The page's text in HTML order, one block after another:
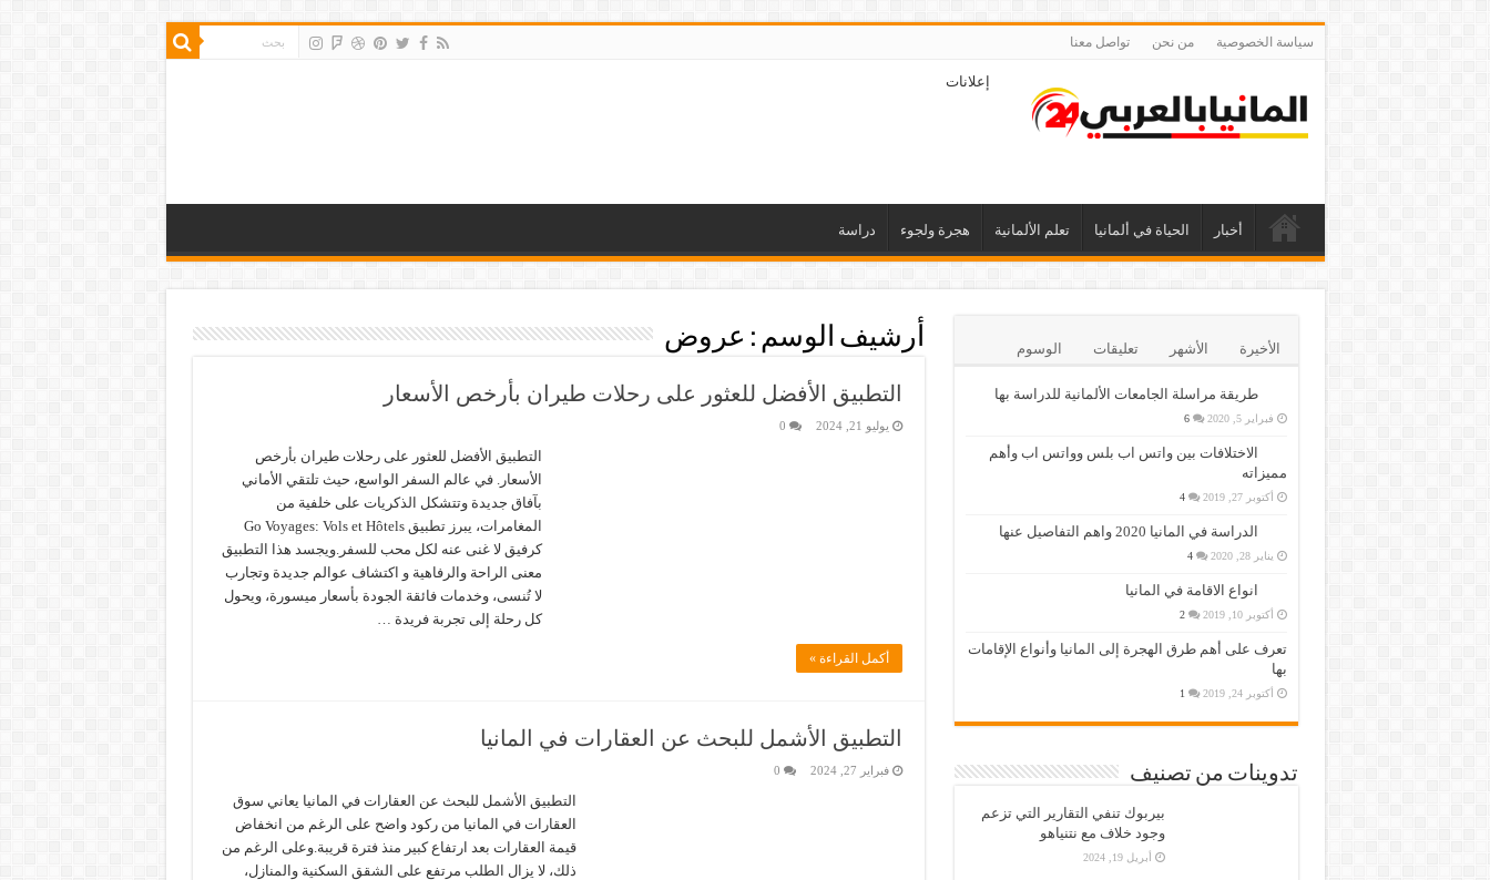
سياسة الخصوصية من نحن تواصل معنا
إعلانات
أخبار الحياة في ألمانيا تعلم الألمانية هجرة ولجوء دراسة
أرشيف الوسم : عروض
التطبيق الأفضل للعثور على رحلات طيران بأرخص الأسعار
يوليو 21, 2024 0
التطبيق الأفضل للعثور على رحلات طيران بأرخص
الأسعار. في عالم السفر الواسع، حيث تلتقي الأماني
بآفاق جديدة وتتشكل الذكريات على خلفية من
المغامرات، يبرز تطبيق Go Voyages: Vols et Hôtels
كرفيق لا غنى عنه لكل محب للسفر.ويجسد هذا التطبيق
معنى الراحة والرفاهية و اكتشاف عوالم جديدة وتجارب
لا تُنسى، وخدمات فائقة الجودة بأسعار ميسورة، ويحول
كل رحلة إلى تجربة فريدة …
أكمل القراءة »
التطبيق الأشمل للبحث عن العقارات في المانيا
فبراير 27, 2024 0
التطبيق الأشمل للبحث عن العقارات في المانيا يعاني سوق
العقارات في المانيا من ركود واضح على الرغم من انخفاض
قيمة العقارات بعد ارتفاع كبير منذ فترة قريبة.وعلى الرغم من
ذلك، لا يزال الطلب مرتفع على الشقق السكنية والمنازل،
الأخيرة الأشهر تعليقات الوسوم
طريقة مراسلة الجامعات الألمانية للدراسة بها
فبراير 5, 2020 6
الاختلافات بين واتس اب بلس وواتس اب وأهم
مميزاته
أكتوبر 27, 2019 4
الدراسة في المانيا 2020 واهم التفاصيل عنها
يناير 28, 2020 4
انواع الاقامة في المانيا
أكتوبر 10, 2019 2
تعرف على أهم طرق الهجرة إلى المانيا وأنواع الإقامات
بها
أكتوبر 24, 2019 1
تدوينات من تصنيف
بيربوك تنفي التقارير التي تزعم
وجود خلاف مع نتنياهو
أبريل 19, 2024